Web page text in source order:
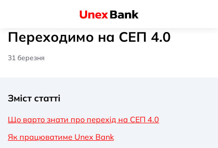
Переходимо на СЕП 4.0
31 березня
Зміст статті
Що варто знати про перехід на СЕП 4.0
Як працюватиме Unex Bank